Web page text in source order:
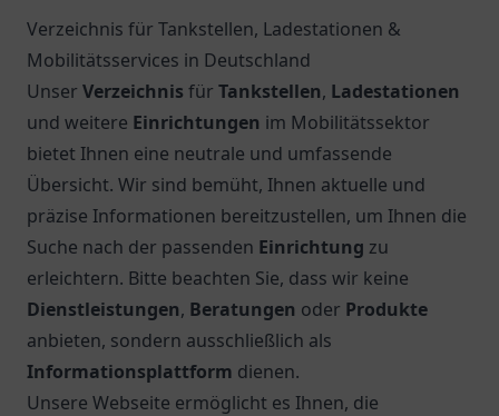
Verzeichnis für Tankstellen, Ladestationen &
Mobilitätsservices in Deutschland
Unser Verzeichnis für Tankstellen, Ladestationen
und weitere Einrichtungen im Mobilitätssektor
bietet Ihnen eine neutrale und umfassende
Übersicht. Wir sind bemüht, Ihnen aktuelle und
präzise Informationen bereitzustellen, um Ihnen die
Suche nach der passenden Einrichtung zu
erleichtern. Bitte beachten Sie, dass wir keine
Dienstleistungen, Beratungen oder Produkte
anbieten, sondern ausschließlich als
Informationsplattform dienen.
Unsere Webseite ermöglicht es Ihnen, die